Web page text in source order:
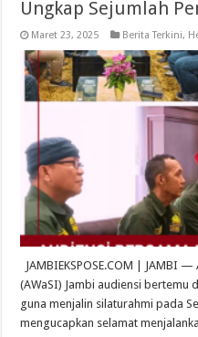
Ungkap Sejumlah
Maret 23, 2025 Berita Terkini,
JAMBIEKSPOSE.COM | JAMBI
(AWaSI) Jambi audiensi bertemu
guna menjalin silaturahmi pada
mengucapkan selamat